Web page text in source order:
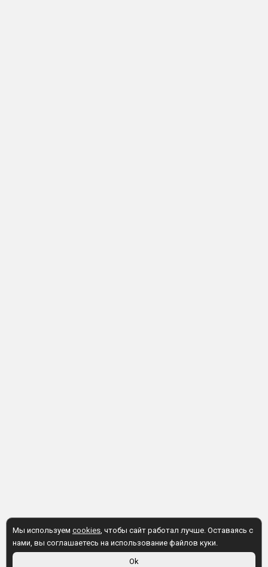
Мы используем cookies, чтобы сайт работал лучше. Оставаясь с
нами, вы соглашаетесь на использование файлов куки.
Ok